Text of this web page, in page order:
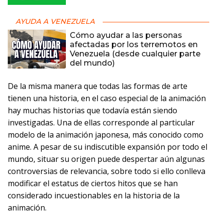
AYUDA A VENEZUELA
Cómo ayudar a las personas
afectadas por los terremotos en
Venezuela (desde cualquier parte
del mundo)
De la misma manera que todas las formas de arte
tienen una historia, en el caso especial de la animación
hay muchas historias que todavía están siendo
investigadas. Una de ellas corresponde al particular
modelo de la animación japonesa, más conocido como
anime. A pesar de su indiscutible expansión por todo el
mundo, situar su origen puede despertar aún algunas
controversias de relevancia, sobre todo si ello conlleva
modificar el estatus de ciertos hitos que se han
considerado incuestionables en la historia de la
animación.